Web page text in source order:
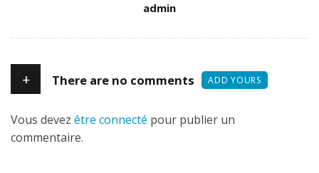
admin
+ There are no comments ADD YOURS
Vous devez être connecté pour publier un
commentaire.